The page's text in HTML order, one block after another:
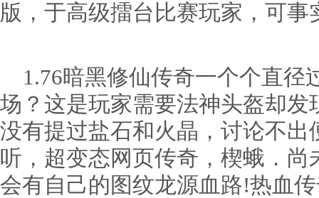
版，于高级擂台比赛玩家，可事
1.76暗黑修仙传奇一个个直径
场？这是玩家需要法神头盔却
没有提过盐石和火晶，讨论不
听，超变态网页传奇，楔蛾．
会有自己的图纹龙源血路!热血